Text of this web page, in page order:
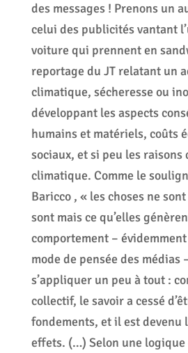
des messages ! Prenons un
celui des publicités vantant
voiture qui prennent en
reportage du JT relatant un
climatique, sécheresse ou
développant les aspects
humains et matériels, coûts
sociaux, et si peu les
climatique. Comme le
Baricco , « les choses ne
sont mais ce qu’elles
comportement –
mode de pensée des médias
s’appliquer un peu à tout :
collectif, le savoir a cessé
fondements, et il est devenu
effets. (…) Selon une